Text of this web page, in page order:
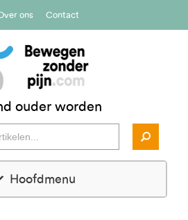
ons Contact
ouder worden
Hoofdmenu